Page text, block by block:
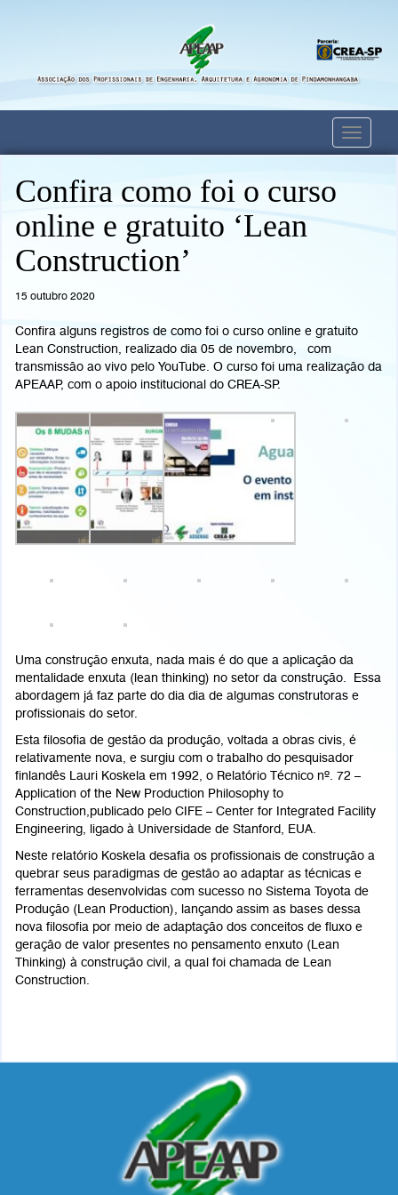
Toggle
Confira como foi o curso
online e gratuito ‘Lean
Construction’
15 outubro 2020
Confira alguns registros de como foi o curso online e gratuito
Lean Construction, realizado dia 05 de novembro, com
transmissão ao vivo pelo YouTube. O curso foi uma realização da
APEAAP, com o apoio institucional do CREA-SP.
Uma construção enxuta, nada mais é do que a aplicação da
mentalidade enxuta (lean thinking) no setor da construção. Essa
abordagem já faz parte do dia dia de algumas construtoras e
profissionais do setor.
Esta filosofia de gestão da produção, voltada a obras civis, é
relativamente nova, e surgiu com o trabalho do pesquisador
finlandês Lauri Koskela em 1992, o Relatório Técnico nº. 72 –
Application of the New Production Philosophy to
Construction,publicado pelo CIFE – Center for Integrated Facility
Engineering, ligado à Universidade de Stanford, EUA.
Neste relatório Koskela desafia os profissionais de construção a
quebrar seus paradigmas de gestão ao adaptar as técnicas e
ferramentas desenvolvidas com sucesso no Sistema Toyota de
Produção (Lean Production), lançando assim as bases dessa
nova filosofia por meio de adaptação dos conceitos de fluxo e
geração de valor presentes no pensamento enxuto (Lean
Thinking) à construção civil, a qual foi chamada de Lean
Construction.